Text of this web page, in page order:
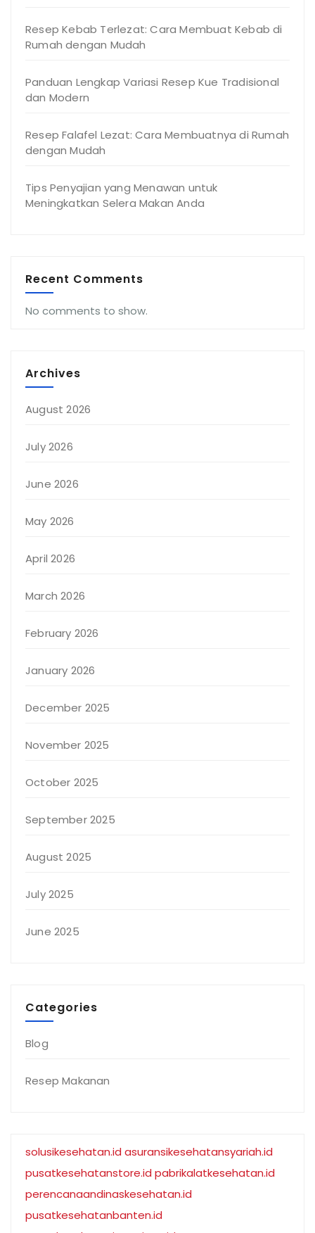
Resep Kebab Terlezat: Cara Membuat Kebab di
Rumah dengan Mudah
Panduan Lengkap Variasi Resep Kue Tradisional
dan Modern
Resep Falafel Lezat: Cara Membuatnya di Rumah
dengan Mudah
Tips Penyajian yang Menawan untuk
Meningkatkan Selera Makan Anda
Recent Comments
No comments to show.
Archives
August 2026
July 2026
June 2026
May 2026
April 2026
March 2026
February 2026
January 2026
December 2025
November 2025
October 2025
September 2025
August 2025
July 2025
June 2025
Categories
Blog
Resep Makanan
solusikesehatan.id asuransikesehatansyariah.id
pusatkesehatanstore.id pabrikalatkesehatan.id
perencanaandinaskesehatan.id
pusatkesehatanbanten.id